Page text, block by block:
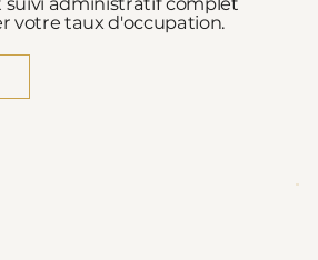
votre taux d'occupation.